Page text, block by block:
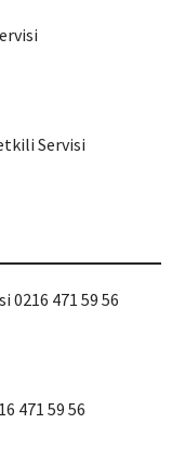
Servisi
0216 471 59 56
471 59 56